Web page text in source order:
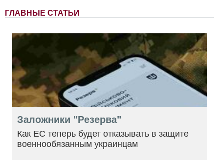
ГЛАВНЫЕ СТАТЬИ
Заложники "Резерва"
Как ЕС теперь будет отказывать в защите
военнообязанным украинцам